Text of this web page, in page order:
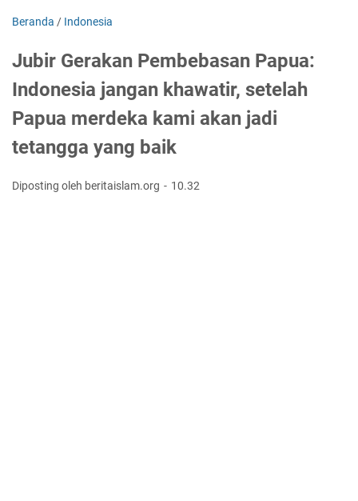
Beranda / Indonesia
Jubir Gerakan Pembebasan Papua:
Indonesia jangan khawatir, setelah
Papua merdeka kami akan jadi
tetangga yang baik
Diposting oleh beritaislam.org 10.32